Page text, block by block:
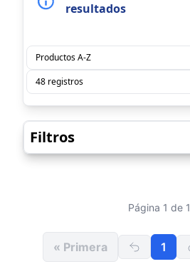
resultados
Filtros
Página 1 de 1
« Primera 1